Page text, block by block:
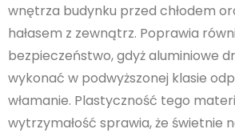
wnętrza budynku przed chłodem
hałasem z zewnątrz. Poprawia
bezpieczeństwo, gdyż aluminiowe
wykonać w podwyższonej klasie
włamanie. Plastyczność tego
wytrzymałość sprawia, że świetnie